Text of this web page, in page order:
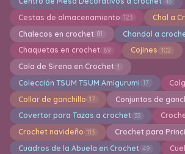
Cestas de almacenamiento 123 Chal a
Chalecos en crochet 81 Chandal a
Chaquetas en crochet 69 Cojines 102
Cola de Sirena en Crochet 1
Colección TSUM TSUM Amigurumi 17
Collar de ganchillo 17 Conjuntos de
Covertor para Tazas a crochet 33
Crochet navideño 113 Crochet para
Cuadros de la Abuela en Crochet 49